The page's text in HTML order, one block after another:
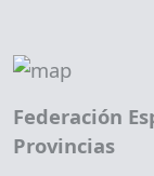
Federación
Provincias